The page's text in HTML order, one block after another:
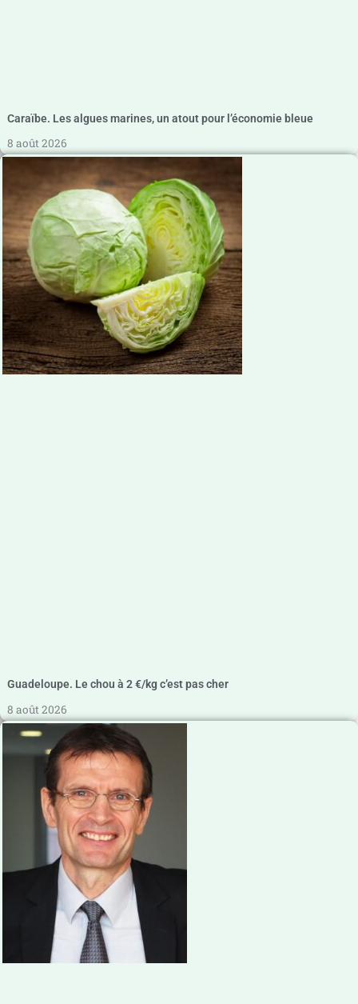
Caraïbe. Les algues marines, un atout pour l’économie bleue
8 août 2026
Guadeloupe. Le chou à 2 €/kg c’est pas cher
8 août 2026